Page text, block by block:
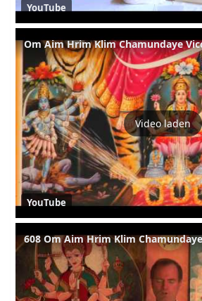
YouTube
Video laden
YouTube